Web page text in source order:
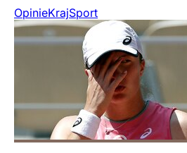
OpinieKrajSport